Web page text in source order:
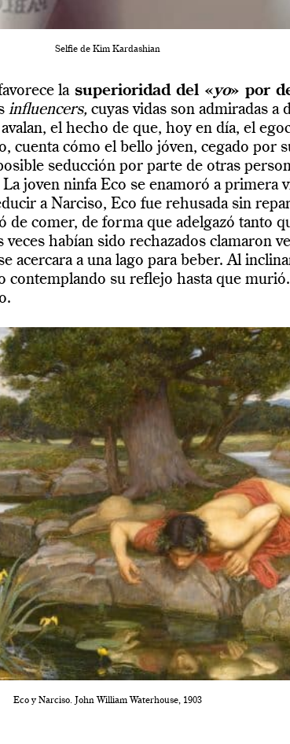
Selfie de Kim Kardashian
lasuperioridad del «yo» por
influencers, cuyas vidas son admiradas a
el hecho de que, hoy en día, el
cuenta cómo el bello jóven, cegado por
seducción por parte de otras
joven ninfa Eco se enamoró a primera
a Narciso, Eco fue rehusada sin
de comer, de forma que adelgazó tanto
habían sido rechazados clamaron
acercara a una lago para beber. Al
contemplando su reflejo hasta que
Eco y Narciso. John William Waterhouse, 1903